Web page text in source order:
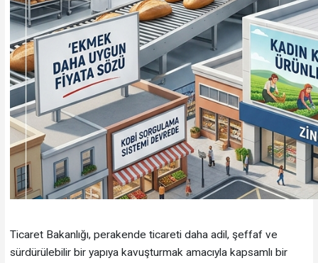
Ticaret Bakanlığı, perakende ticareti daha adil, şeffaf ve
sürdürülebilir bir yapıya kavuşturmak amacıyla kapsamlı bir